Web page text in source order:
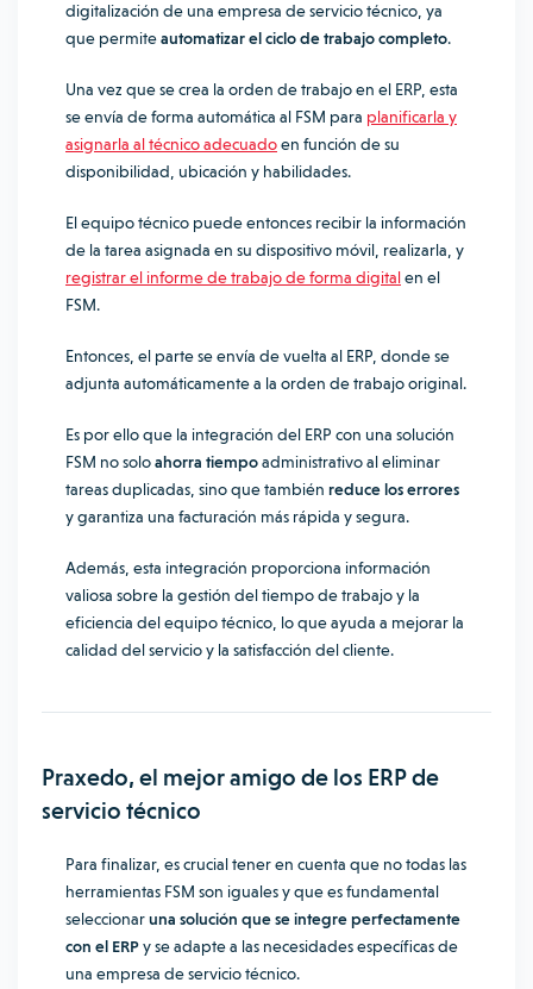
digitalización de una empresa de servicio técnico, ya
que permiteautomatizar el ciclo de trabajo completo.
Una vez que se crea la orden de trabajo en el ERP, esta
se envía de forma automática al FSM para planificarla y
asignarla al técnico adecuadoen función de su
disponibilidad, ubicación y habilidades.
El equipo técnico puede entonces recibir la información
de la tarea asignada en su dispositivo móvil, realizarla, y
registrar el informe de trabajo de forma digitalen el
FSM.
Entonces, el parte se envía de vuelta al ERP, donde se
adjunta automáticamente a la orden de trabajo original.
Es por ello que la integración del ERP con una solución
FSM no soloahorra tiempoadministrativo al eliminar
tareas duplicadas, sino que también reduce los errores
y garantiza una facturación más rápida y segura.
Además, esta integración proporciona información
valiosa sobre la gestión del tiempo de trabajo y la
eficiencia del equipo técnico, lo que ayuda a mejorar la
calidad del servicio y la satisfacción del cliente.
Praxedo, el mejor amigo de los ERP de
servicio técnico
Para finalizar, es crucial tener en cuenta que no todas las
herramientas FSM son iguales y que es fundamental
seleccionaruna solución que se integre perfectamente
con el ERPy se adapte a las necesidades específicas de
una empresa de servicio técnico.